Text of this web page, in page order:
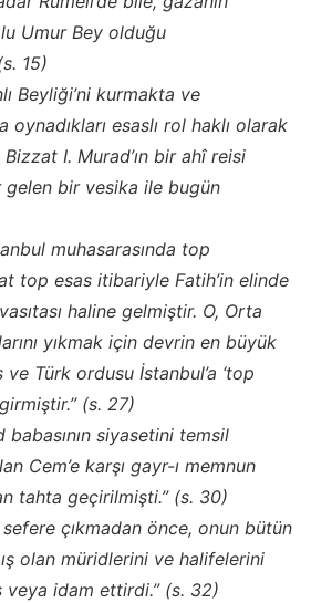
Umur Bey olduğu
15)
Beyliği’ni kurmakta ve
oynadıkları esaslı rol haklı olarak
I. Murad’ın bir ahî reisi
bir vesika ile bugün
muhasarasında top
top esas itibariyle Fatih’in elinde
haline gelmiştir. O, Orta
yıkmak için devrin en büyük
Türk ordusu İstanbul’a ‘top
(s. 27)
babasının siyasetini temsil
Cem’e karşı gayr-ı memnun
tahta geçirilmişti.” (s. 30)
sefere çıkmadan önce, onun bütün
olan müridlerini ve halifelerini
idam ettirdi.” (s. 32)